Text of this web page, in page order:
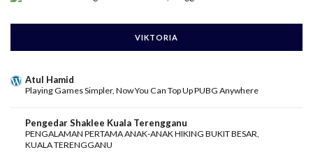
VIKTORIA
Atul Hamid
Playing Games Simpler, Now You Can Top Up PUBG Anywhere
Pengedar Shaklee Kuala Terengganu
PENGALAMAN PERTAMA ANAK-ANAK HIKING BUKIT BESAR,
KUALA TERENGGANU